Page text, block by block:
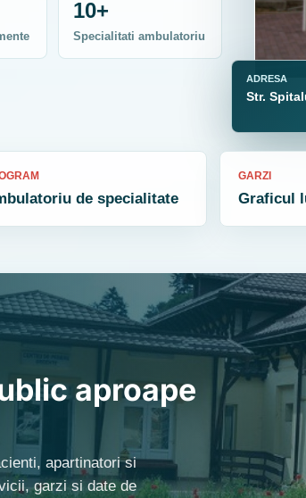
10+
Specialitati ambulatoriu
ADRESA
Str.
de specialitate
GARZI
Graficul
aproape
apartinatori si
garzi si date de